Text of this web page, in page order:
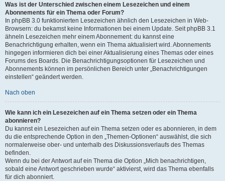
Was ist der Unterschied zwischen einem Lesezeichen und einem
Abonnements für ein Thema oder Forum?
In phpBB 3.0 funktionierten Lesezeichen ähnlich den Lesezeichen in Web-
Browsern: du bekamst keine Informationen bei einem Update. Seit phpBB 3.1
ähneln Lesezeichen mehr einem Abonnement: du kannst eine
Benachrichtigung erhalten, wenn ein Thema aktualisiert wird. Abonnements
hingegen informieren dich bei einer Aktualisierung eines Themas oder eines
Forums des Boards. Die Benachrichtigungsoptionen für Lesezeichen und
Abonnements können im persönlichen Bereich unter „Benachrichtigungen
einstellen“ geändert werden.
Nach oben
Wie kann ich ein Lesezeichen auf ein Thema setzen oder ein Thema
abonnieren?
Du kannst ein Lesezeichen auf ein Thema setzen oder es abonnieren, in dem
du die entsprechende Option in den „Themen-Optionen“ auswählst, die sich
normalerweise ober- und unterhalb des Diskussionsverlaufs des Themas
befinden.
Wenn du bei der Antwort auf ein Thema die Option „Mich benachrichtigen,
sobald eine Antwort geschrieben wurde“ aktivierst, wird das Thema ebenfalls
für dich abonniert.